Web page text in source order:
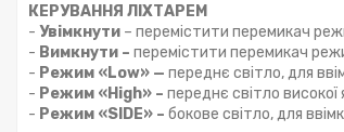
КЕРУВАННЯ ЛІХТАРЕМ
- Увімкнути – перемістити перемикач
- Вимкнути – перемістити перемикач
- Режим «Low» — переднє світло, для
- Режим «H igh» – переднє світло
- Режим «SIDE» – бокове світло, для